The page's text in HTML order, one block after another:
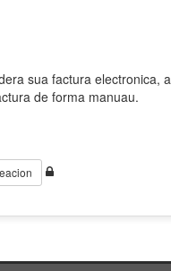
sua factura electronica, a
de forma manuau.